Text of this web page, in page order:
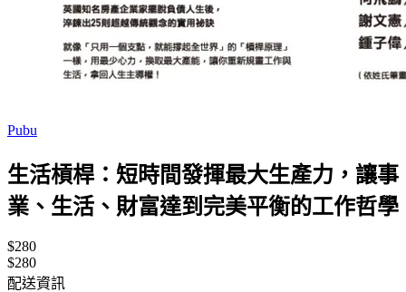
Pubu
生活槓桿：短時間發揮最大生產力，讓事
業、生活、財富達到完美平衡的工作哲學
$280
$280
配送資訊